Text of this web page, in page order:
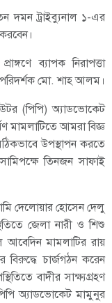
দমন ট্রাইব্যুনাল ১-এর
ব্যাপক নিরাপত্তা
পরিদর্শক মো. শাহ আলম।
(পিপি) অ্যাডভোকেট
মামলাটিতে আমরা বিজ্ঞ
উপস্থাপন করতে
তিনজন সাফাই
দেলোয়ার হোসেন দেলু
জেলা নারী ও শিশু
আবেদিন মামলাটির রায়
চার্জগঠন করেন
বাদীর সাক্ষ্যগ্রহণ
অ্যাডভোকেট মামুনুর